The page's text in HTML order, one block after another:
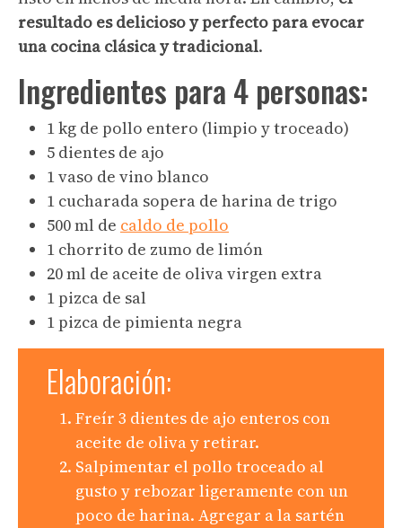
resultado es delicioso y perfecto para evocar
una cocina clásica y tradicional.
Ingredientes para 4 personas:
1 kg de pollo entero (limpio y troceado)
5 dientes de ajo
1 vaso de vino blanco
1 cucharada sopera de harina de trigo
500 ml de caldo de pollo
1 chorrito de zumo de limón
20 ml de aceite de oliva virgen extra
1 pizca de sal
1 pizca de pimienta negra
Elaboración:
Freír 3 dientes de ajo enteros con
aceite de oliva y retirar.
Salpimentar el pollo troceado al
gusto y rebozar ligeramente con un
poco de harina. Agregar a la sartén